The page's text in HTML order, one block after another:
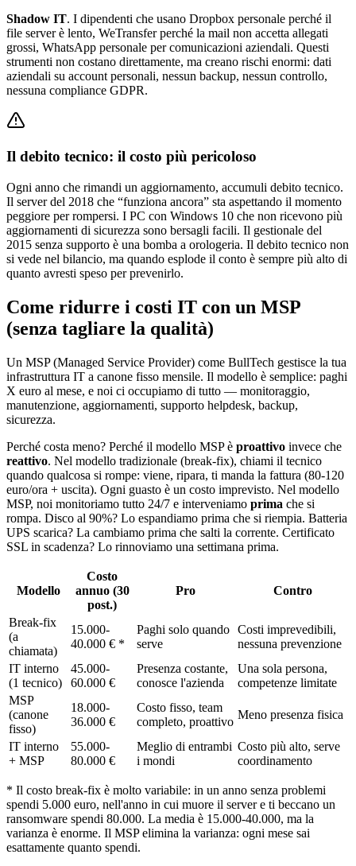
Shadow IT. I dipendenti che usano Dropbox personale perché il
file server è lento, WeTransfer perché la mail non accetta allegati
grossi, WhatsApp personale per comunicazioni aziendali. Questi
strumenti non costano direttamente, ma creano rischi enormi: dati
aziendali su account personali, nessun backup, nessun controllo,
nessuna compliance GDPR.
Il debito tecnico: il costo più pericoloso
Ogni anno che rimandi un aggiornamento, accumuli debito tecnico.
Il server del 2018 che “funziona ancora” sta aspettando il momento
peggiore per rompersi. I PC con Windows 10 che non ricevono più
aggiornamenti di sicurezza sono bersagli facili. Il gestionale del
2015 senza supporto è una bomba a orologeria. Il debito tecnico non
si vede nel bilancio, ma quando esplode il conto è sempre più alto di
quanto avresti speso per prevenirlo.
Come ridurre i costi IT con un MSP
(senza tagliare la qualità)
Un MSP (Managed Service Provider) come BullTech gestisce la tua
infrastruttura IT a canone fisso mensile. Il modello è semplice: paghi
X euro al mese, e noi ci occupiamo di tutto — monitoraggio,
manutenzione, aggiornamenti, supporto helpdesk, backup,
sicurezza.
Perché costa meno? Perché il modello MSP è proattivo invece che
reattivo. Nel modello tradizionale (break-fix), chiami il tecnico
quando qualcosa si rompe: viene, ripara, ti manda la fattura (80-120
euro/ora + uscita). Ogni guasto è un costo imprevisto. Nel modello
MSP, noi monitoriamo tutto 24/7 e interveniamo prima che si
rompa. Disco al 90%? Lo espandiamo prima che si riempia. Batteria
UPS scarica? La cambiamo prima che salti la corrente. Certificato
SSL in scadenza? Lo rinnoviamo una settimana prima.
Modello
Costo
annuo (30
post.)
Pro Contro
Break-fix
(a
chiamata)
15.000-
40.000 € *
Paghi solo quando
serve
Costi imprevedibili,
nessuna prevenzione
IT interno
(1 tecnico)
45.000-
60.000 €
Presenza costante,
conosce l'azienda
Una sola persona,
competenze limitate
MSP
(canone
fisso)
18.000-
36.000 €
Costo fisso, team
completo, proattivo
Meno presenza fisica
IT interno
+ MSP
55.000-
80.000 €
Meglio di entrambi
i mondi
Costo più alto, serve
coordinamento
* Il costo break-fix è molto variabile: in un anno senza problemi
spendi 5.000 euro, nell'anno in cui muore il server e ti beccano un
ransomware spendi 80.000. La media è 15.000-40.000, ma la
varianza è enorme. Il MSP elimina la varianza: ogni mese sai
esattamente quanto spendi.